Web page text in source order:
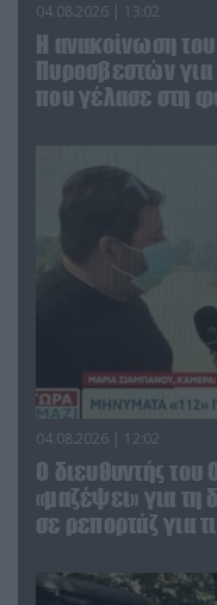
04.08.2026 | 13:02
Η ανακοίνωση
Πυροσβεστών για
που γέλασε στη
04.08.2026 | 12:02
O διευθυντής του
«μαζέψει» για
σε ρεπορτάζ για